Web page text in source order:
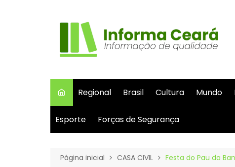
Regional Brasil Cultura Mundo
Esporte Forças de Segurança
Página inicial CASA CIVIL Festa do Pau da